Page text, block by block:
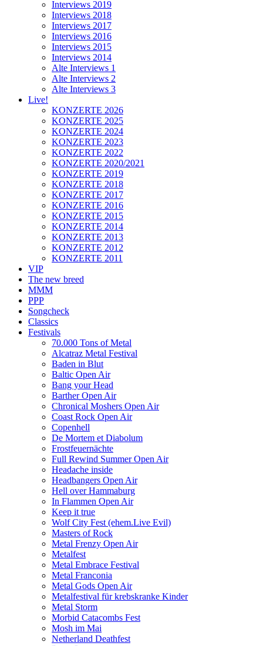
Interviews 2019
Interviews 2018
Interviews 2017
Interviews 2016
Interviews 2015
Interviews 2014
Alte Interviews 1
Alte Interviews 2
Alte Interviews 3
Live!
KONZERTE 2026
KONZERTE 2025
KONZERTE 2024
KONZERTE 2023
KONZERTE 2022
KONZERTE 2020/2021
KONZERTE 2019
KONZERTE 2018
KONZERTE 2017
KONZERTE 2016
KONZERTE 2015
KONZERTE 2014
KONZERTE 2013
KONZERTE 2012
KONZERTE 2011
VIP
The new breed
MMM
PPP
Songcheck
Classics
Festivals
70.000 Tons of Metal
Alcatraz Metal Festival
Baden in Blut
Baltic Open Air
Bang your Head
Barther Open Air
Chronical Moshers Open Air
Coast Rock Open Air
Copenhell
De Mortem et Diabolum
Frostfeuernächte
Full Rewind Summer Open Air
Headache inside
Headbangers Open Air
Hell over Hammaburg
In Flammen Open Air
Keep it true
Wolf City Fest (ehem.Live Evil)
Masters of Rock
Metal Frenzy Open Air
Metalfest
Metal Embrace Festival
Metal Franconia
Metal Gods Open Air
Metalfestival für krebskranke Kinder
Metal Storm
Morbid Catacombs Fest
Mosh im Mai
Netherland Deathfest